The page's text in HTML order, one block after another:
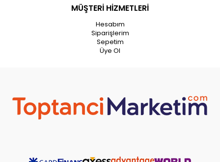
MÜŞTERİ HİZMETLERİ
Hesabım
Siparişlerim
Sepetim
Üye Ol